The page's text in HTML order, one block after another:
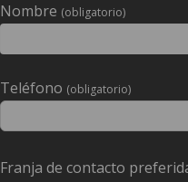
Nombre (obligatorio)
Deixeu
aquest
Teléfono (obligatorio)
Franja de contacto